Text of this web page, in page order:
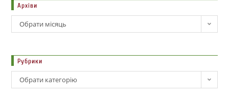
Архіви
Обрати місяць
Рубрики
Обрати категорію